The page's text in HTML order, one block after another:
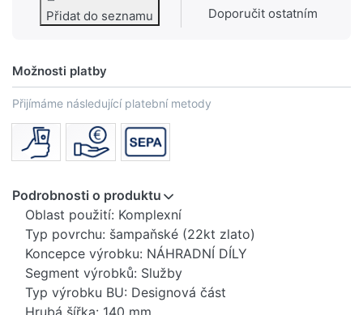
Přidat do seznamu Doporučit ostatním
Možnosti platby
Přijímáme následující platební metody
Podrobnosti o produktu
Oblast použití: Komplexní
Typ povrchu: šampaňské (22kt zlato)
Koncepce výrobku: NÁHRADNÍ DÍLY
Segment výrobků: Služby
Typ výrobku BU: Designová část
Hrubá šířka: 140 mm